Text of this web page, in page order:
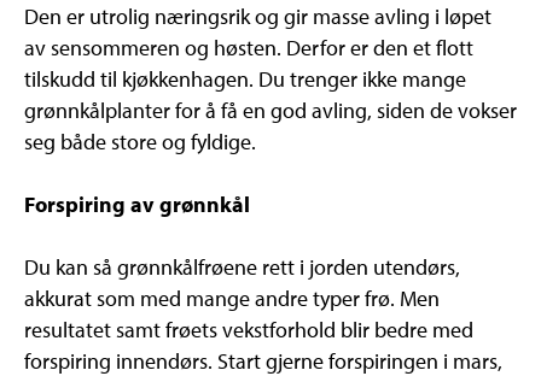
Den er utrolig næringsrik og gir masse avling i løpet
av sensommeren og høsten. Derfor er den et flott
tilskudd til kjøkkenhagen. Du trenger ikke mange
grønnkålplanter for å få en god avling, siden de vokser
seg både store og fyldige.
Forspiring av grønnkål
Du kan så grønnkålfrøene rett i jorden utendørs,
akkurat som med mange andre typer frø. Men
resultatet samt frøets vekstforhold blir bedre med
forspiring innendørs. Start gjerne forspiringen i mars,